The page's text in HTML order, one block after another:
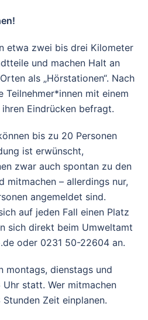
etwa zwei bis drei Kilometer
und machen Halt an
als „Hörstationen“. Nach
Teilnehmer*innen mit einem
Eindrücken befragt.
bis zu 20 Personen
ist erwünscht,
zwar auch spontan zu den
mitmachen – allerdings nur,
angemeldet sind.
auf jeden Fall einen Platz
sich direkt beim Umweltamt
oder 0231 50-22604 an.
montags, dienstags und
statt. Wer mitmachen
Zeit einplanen.